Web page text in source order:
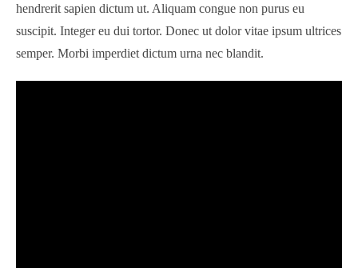
hendrerit sapien dictum ut. Aliquam congue non purus eu
suscipit. Integer eu dui tortor. Donec ut dolor vitae ipsum ultrices
semper. Morbi imperdiet dictum urna nec blandit.